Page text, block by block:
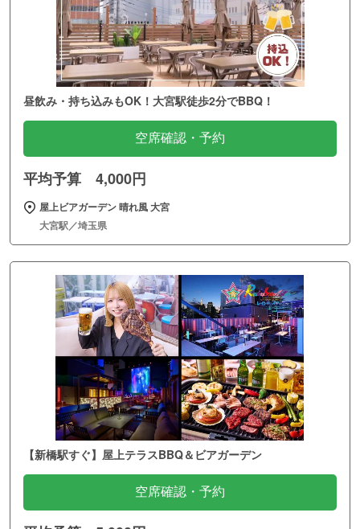
昼飲み・持ち込みもOK！大宮駅徒歩2分でBBQ！
空席確認・予約
平均予算 4,000円
屋上ビアガーデン 晴れ風 大宮
大宮駅／埼玉県
【新橋駅すぐ】屋上テラスBBQ＆ビアガーデン
空席確認・予約